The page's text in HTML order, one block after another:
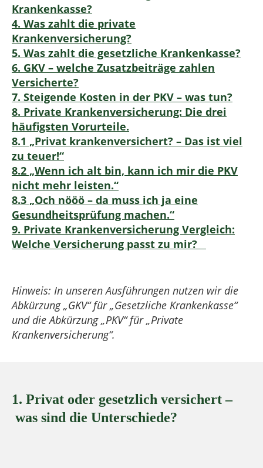
Krankenkasse?
4. Was zahlt die private
Krankenversicherung?
5. Was zahlt die gesetzliche Krankenkasse?
6. GKV – welche Zusatzbeiträge zahlen
Versicherte?
7. Steigende Kosten in der PKV – was tun?
8. Private Krankenversicherung: Die drei
häufigsten Vorurteile.
8.1 „Privat krankenversichert? – Das ist viel
zu teuer!“
8.2 „Wenn ich alt bin, kann ich mir die PKV
nicht mehr leisten.“
8.3 „Och nööö – da muss ich ja eine
Gesundheitsprüfung machen.“
9. Private Krankenversicherung Vergleich:
Welche Versicherung passt zu mir?
Hinweis: In unseren Ausführungen nutzen wir die
Abkürzung „GKV“ für „Gesetzliche Krankenkasse“
und die Abkürzung „PKV“ für „Private
Krankenversicherung“.
1. Privat oder gesetzlich versichert –
was sind die Unterschiede?